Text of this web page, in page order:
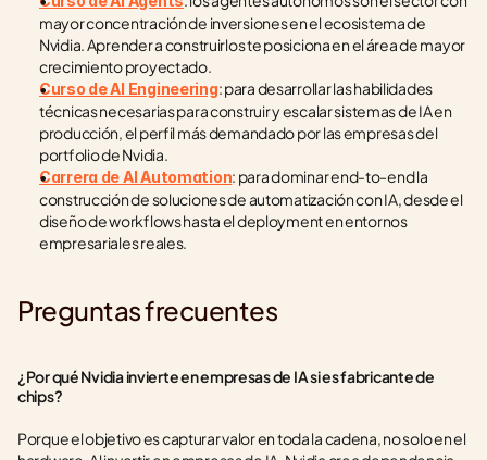
mayor concentración de inversiones en el ecosistema de
Nvidia. Aprender a construirlos te posiciona en el área de mayor
crecimiento proyectado.
Curso de AI Engineering: para desarrollar las habilidades
técnicas necesarias para construir y escalar sistemas de IA en
producción, el perfil más demandado por las empresas del
portfolio de Nvidia.
Carrera de AI Automation: para dominar end-to-end la
construcción de soluciones de automatización con IA, desde el
diseño de workflows hasta el deployment en entornos
empresariales reales.
Preguntas frecuentes
¿Por qué Nvidia invierte en empresas de IA si es fabricante de
chips?
Porque el objetivo es capturar valor en toda la cadena, no solo en el